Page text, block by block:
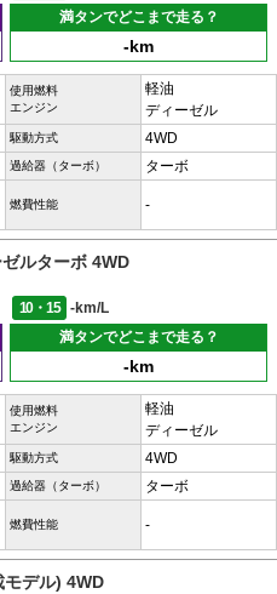
満タンでどこまで走る？
-km
使用燃料
エンジン
軽油
ディーゼル
駆動方式 4WD
過給器（ターボ） ターボ
燃費性能 -
ルターボ 4WD
10・15
-km/L
満タンでどこまで走る？
-km
使用燃料
エンジン
軽油
ディーゼル
駆動方式 4WD
過給器（ターボ） ターボ
燃費性能 -
デル) 4WD